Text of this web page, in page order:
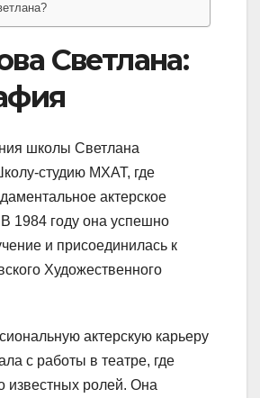
Светлана:
школы Светлана
студию МХАТ, где
актерское
1984 году она успешно
и присоединилась к
Художественного
актерскую карьеру
с работы в театре, где
известных ролей. Она